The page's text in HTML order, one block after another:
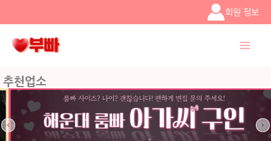
건너뛰기
회원 정보
추천업소